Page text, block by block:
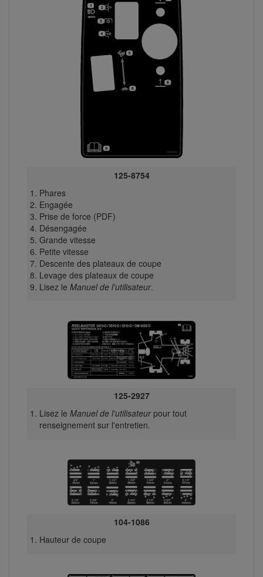
125-8754
Phares
Engagée
Prise de force (PDF)
Désengagée
Grande vitesse
Petite vitesse
Descente des plateaux de coupe
Levage des plateaux de coupe
Lisez le Manuel de l'utilisateur.
125-2927
Lisez le Manuel de l'utilisateurpour tout
renseignement sur l'entretien.
104-1086
Hauteur de coupe